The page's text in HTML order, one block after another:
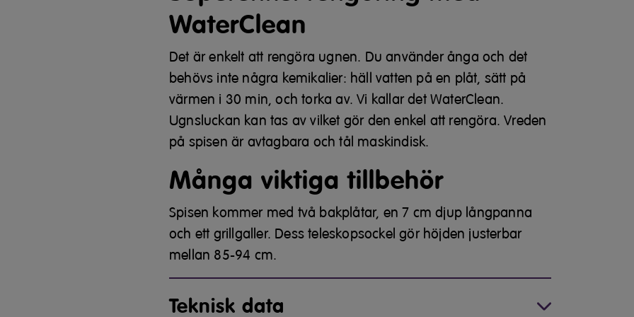
WaterClean
Det är enkelt att rengöra ugnen. Du använder ånga och det
behövs inte några kemikalier: häll vatten på en plåt, sätt på
värmen i 30 min, och torka av. Vi kallar det WaterClean.
Ugnsluckan kan tas av vilket gör den enkel att rengöra. Vreden
på spisen är avtagbara och tål maskindisk.
Många viktiga tillbehör
Spisen kommer med två bakplåtar, en 7 cm djup långpanna
och ett grillgaller. Dess teleskopsockel gör höjden justerbar
mellan 85-94 cm.
Teknisk data